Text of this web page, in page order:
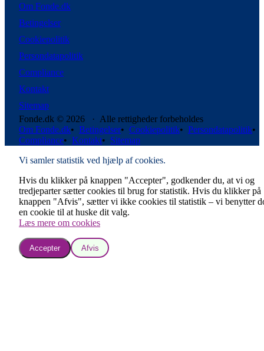
Om Fonde.dk
Betingelser
Cookiepolitik
Persondatapolitik
Compliance
Kontakt
Sitemap
Fonde.dk © 2026 · Alle rettigheder forbeholdes
Om Fonde.dk• Betingelser• Cookiepolitik• Persondatapolitik•
Compliance• Kontakt• Sitemap
Vi samler statistik ved hjælp af cookies.
Hvis du klikker på knappen "Accepter", godkender du, at vi og
tredjeparter sætter cookies til brug for statistik. Hvis du klikker på
knappen "Afvis", sætter vi ikke cookies til statistik – vi benytter
en cookie til at huske dit valg.
Læs mere om cookies
Accepter Afvis